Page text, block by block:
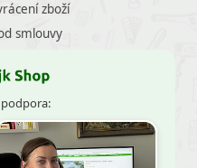
zboží
smlouvy